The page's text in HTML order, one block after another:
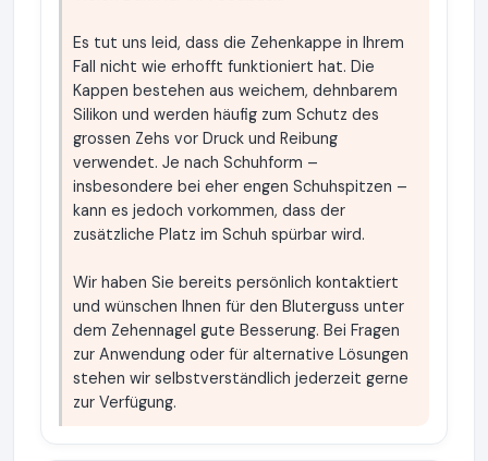
Es tut uns leid, dass die Zehenkappe in Ihrem
Fall nicht wie erhofft funktioniert hat. Die
Kappen bestehen aus weichem, dehnbarem
Silikon und werden häufig zum Schutz des
grossen Zehs vor Druck und Reibung
verwendet. Je nach Schuhform –
insbesondere bei eher engen Schuhspitzen –
kann es jedoch vorkommen, dass der
zusätzliche Platz im Schuh spürbar wird.
Wir haben Sie bereits persönlich kontaktiert
und wünschen Ihnen für den Bluterguss unter
dem Zehennagel gute Besserung. Bei Fragen
zur Anwendung oder für alternative Lösungen
stehen wir selbstverständlich jederzeit gerne
zur Verfügung.